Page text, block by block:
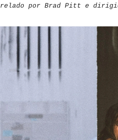
por Brad Pitt e